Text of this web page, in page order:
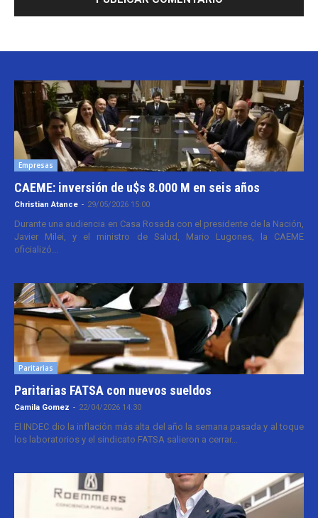
Empresas
CAEME: inversión de u$s 8.000 M en seis años
Christian Atance - 29/05/2026 15:00
Durante una audiencia en Casa Rosada con el presidente de la Nación,
Javier Milei, y el ministro de Salud, Mario Lugones, la CAEME
oficializó...
Paritarias
Paritarias FATSA con nuevos sueldos
Camila Gomez - 22/04/2026 14:30
El INDEC dio la inflación más alta del año la semana pasada y al toque
los laboratorios y el sindicato FATSA salieron a cerrar...